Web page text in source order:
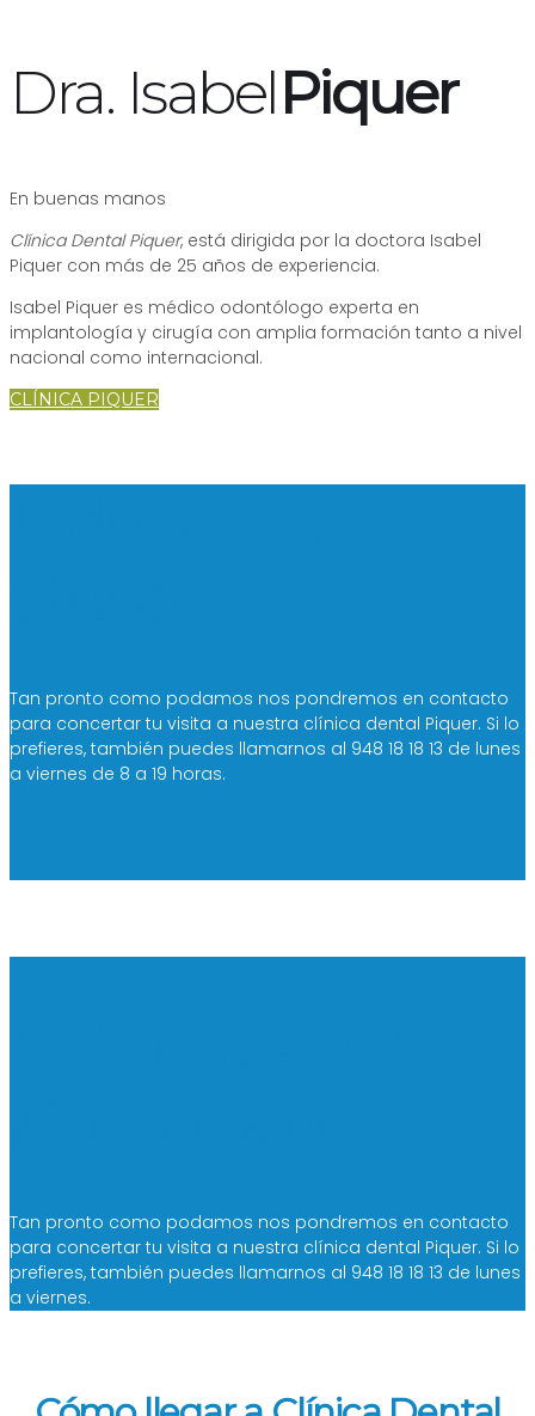
Dra. IsabelPiquer
En buenas manos
Clínica Dental Piquer, está dirigida por la doctora Isabel
Piquer con más de 25 años de experiencia.
Isabel Piquer es médico odontólogo experta en
implantología y cirugía con amplia formación tanto a nivel
nacional como internacional.
CLÍNICA PIQUER
Tan pronto como podamos nos pondremos en contacto
para concertar tu visita a nuestra clínica dental Piquer. Si lo
prefieres, también puedes llamarnos al 948 18 18 13 de lunes
a viernes de 8 a 19 horas.
Tan pronto como podamos nos pondremos en contacto
para concertar tu visita a nuestra clínica dental Piquer. Si lo
prefieres, también puedes llamarnos al 948 18 18 13 de lunes
a viernes.